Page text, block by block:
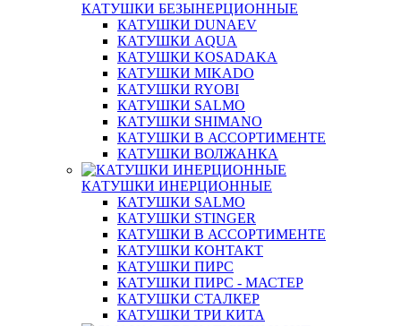
КАТУШКИ БЕЗЫНЕРЦИОННЫЕ
КАТУШКИ DUNAEV
КАТУШКИ AQUA
КАТУШКИ KOSADAKA
КАТУШКИ MIKADO
КАТУШКИ RYOBI
КАТУШКИ SALMO
КАТУШКИ SHIMANO
КАТУШКИ В АССОРТИМЕНТЕ
КАТУШКИ ВОЛЖАНКА
КАТУШКИ ИНЕРЦИОННЫЕ
КАТУШКИ SALMO
КАТУШКИ STINGER
КАТУШКИ В АССОРТИМЕНТЕ
КАТУШКИ КОНТАКТ
КАТУШКИ ПИРС
КАТУШКИ ПИРС - МАСТЕР
КАТУШКИ СТАЛКЕР
КАТУШКИ ТРИ КИТА